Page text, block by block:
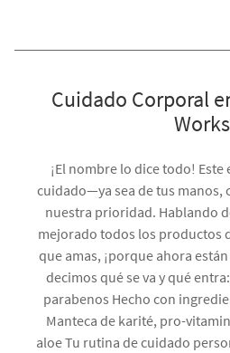
Cuidado Corporal
Works
¡El nombre lo dice todo!
cuidado—ya sea de tus manos,
nuestra prioridad. Hablando
mejorado todos los productos
que amas, ¡porque ahora
decimos qué se va y qué
parabenos Hecho con
Manteca de karité, pro-
aloe Tu rutina de cuidado